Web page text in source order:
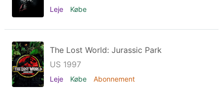
Leje Købe
The Lost World: Jurassic Park
US 1997
Leje Købe Abonnement